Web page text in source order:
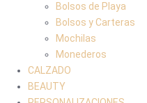
Bolsos de Playa
Bolsos y Carteras
Mochilas
Monederos
CALZADO
BEAUTY